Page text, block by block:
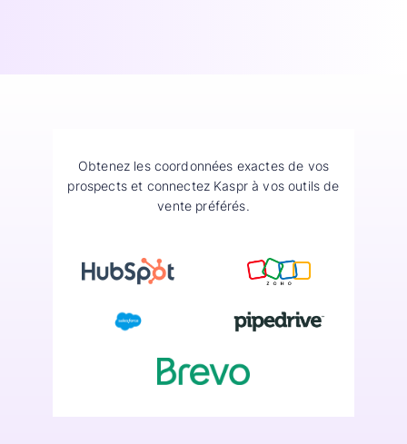
Obtenez les coordonnées exactes de vos
prospects et connectez Kaspr à vos outils de
vente préférés.